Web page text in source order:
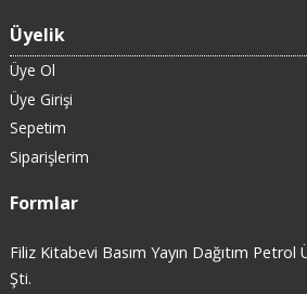
Üyelik
Üye Ol
Üye Girişi
Sepetim
Siparişlerim
Formlar
Filiz Kitabevi Basım Yayın Dağıtım
Şti.